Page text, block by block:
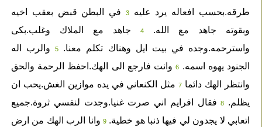
طرقه.بحسب افعاله يرد عليه
3في البطن قبض بعقب اخيه
وبقوته جاهد مع الله.
4جاهد مع الملاك وغلب.بكى
واسترحمه.وجده في بيت ايل وهناك تكلم معنا.
5والرب اله
الجنود يهوه اسمه. 6وانت فارجع الى الهك.احفظ الرحمة والحق
وانتظر الهك دائما 7مثل الكنعاني في يده موازين الغش.يحب ان
يظلم.
8فقال افرايم اني صرت غنيا.وجدت لنفسي ثروة.جميع
اتعابي لا يجدون لي فيها ذنبا هو خطية. 9وانا الرب الهك من ارض